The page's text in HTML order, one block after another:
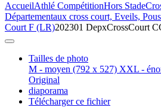
AccueilAthlé CompétitionHors Stade
Départementaux cross court, Eveils,
Court F (LR)202301 DepxCrossCourt
Tailles de photo
M - moyen (792 x 527) XXL -
Original
diaporama
Télécharger ce fichier